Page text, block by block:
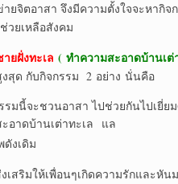
จึงมีความตั้งใจจะหากิจกร
วยเหลือสังคม
ยฝั่งทะเล ( ทำความสะอาดบ้านเต่
งสุด กับกิจกรรม 2 อย่าง นั่นคือ
จะชวนอาสา ไปช่วยกันไปเยี่ยม
อาดบ้านเต่าทะเล แล
งเดิม
สริมให้เพื่อนๆเกิดความรักและหัน